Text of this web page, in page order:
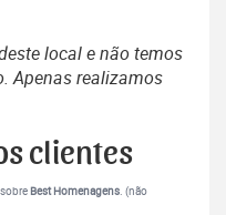
local e não temos
Apenas realizamos
clientes
Best Homenagens. (não